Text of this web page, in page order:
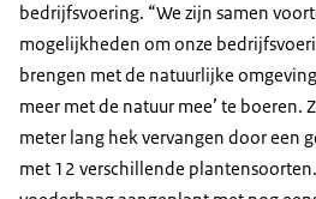
bedrijfsvoering. “We zijn samen
mogelijkheden om onze
brengen met de natuurlijke
meer met de natuur mee’ te boeren.
meter lang hek vervangen door een
met 12 verschillende